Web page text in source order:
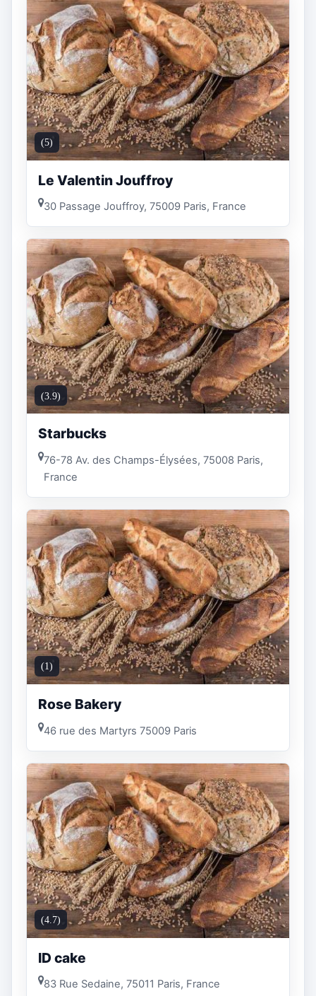
(5)
Le Valentin Jouffroy
30 Passage Jouffroy, 75009 Paris, France
(3.9)
Starbucks
76-78 Av. des Champs-Élysées, 75008 Paris,
France
(1)
Rose Bakery
46 rue des Martyrs 75009 Paris
(4.7)
ID cake
83 Rue Sedaine, 75011 Paris, France